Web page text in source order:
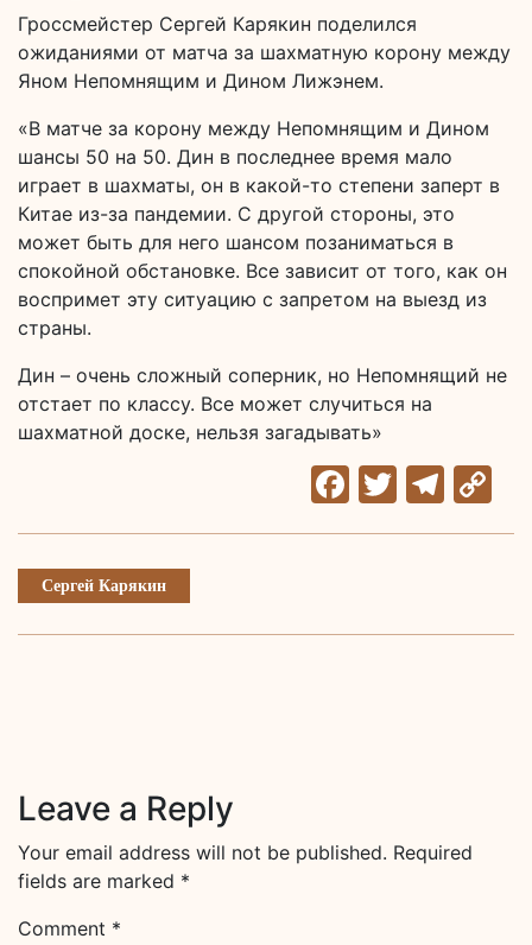
Гроссмейстер Сергей Карякин поделился
ожиданиями от матча за шахматную корону между
Яном Непомнящим и Дином Лижэнем.
«В матче за корону между Непомнящим и Дином
шансы 50 на 50. Дин в последнее время мало
играет в шахматы, он в какой-то степени заперт в
Китае из-за пандемии. С другой стороны, это
может быть для него шансом позаниматься в
спокойной обстановке. Все зависит от того, как он
воспримет эту ситуацию с запретом на выезд из
страны.
Дин – очень сложный соперник, но Непомнящий не
отстает по классу. Все может случиться на
шахматной доске, нельзя загадывать»
Facebook
Twitter
Сергей Карякин
Leave a Reply
Your email address will not be published. Required
fields are marked *
Comment *